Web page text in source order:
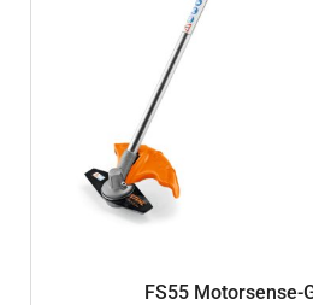
FS55 Motorsense-